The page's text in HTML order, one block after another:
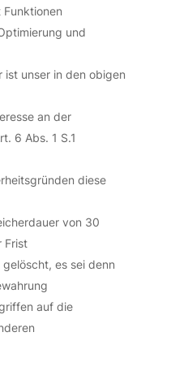
Funktionen
und
ist unser in den obigen
an der
6 Abs. 1 S.1
diese
von 30
Frist
es sei denn
auf die